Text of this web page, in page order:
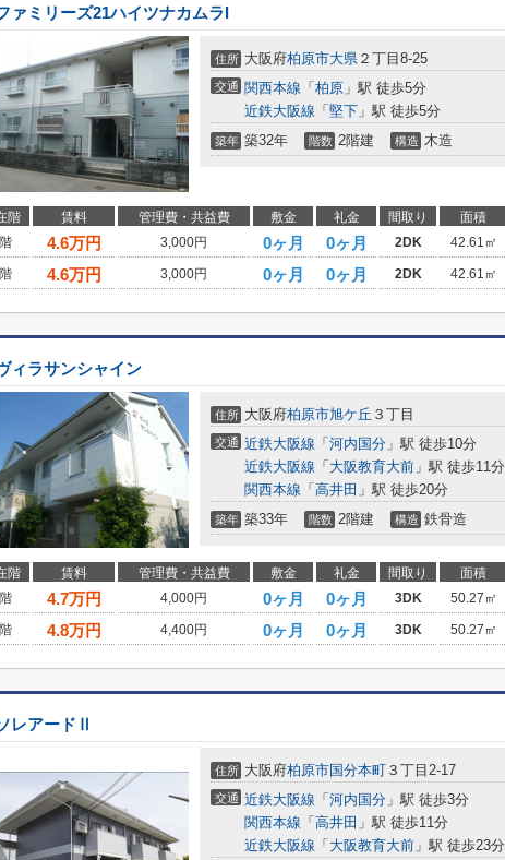
ァミリーズ21ハイツナカムラI
住所 大阪府柏原市大県 ２丁目8-25
交通 関西本線 「 柏原 」駅 徒歩5分
近鉄大阪線 「 堅下 」駅 徒歩5分
築年 築32年 階数 2階建 構造 木造
階 賃料 管理費・共益費 敷金 礼金 間取り 面積
4.6万円 3,000円 0ヶ月 0ヶ月 2DK 42.61㎡
4.6万円 3,000円 0ヶ月 0ヶ月 2DK 42.61㎡
ィラサンシャイン
住所 大阪府柏原市旭ケ丘 ３丁目
交通 近鉄大阪線 「 河内国分 」駅 徒歩10分
近鉄大阪線 「 大阪教育大前 」駅 徒歩11分
関西本線 「 高井田 」駅 徒歩20分
築年 築33年 階数 2階建 構造 鉄骨造
階 賃料 管理費・共益費 敷金 礼金 間取り 面積
4.7万円 4,000円 0ヶ月 0ヶ月 3DK 50.27㎡
4.8万円 4,400円 0ヶ月 0ヶ月 3DK 50.27㎡
レアードⅡ
住所 大阪府柏原市国分本町 ３丁目2-17
交通 近鉄大阪線 「 河内国分 」駅 徒歩3分
関西本線 「 高井田 」駅 徒歩11分
近鉄大阪線 「 大阪教育大前 」駅 徒歩23分